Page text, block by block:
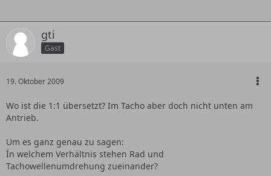
gti
Gast
19. Oktober 2009
Wo ist die 1:1 übersetzt? Im Tacho aber doch nicht unten am
Antrieb.
Um es ganz genau zu sagen:
Ín welchem Verhältnis stehen Rad und
Tachowellenumdrehung zueinander?